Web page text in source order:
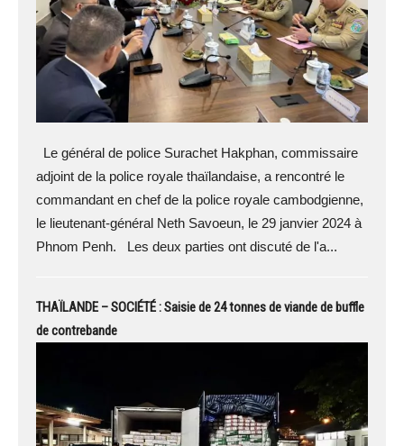
Le général de police Surachet Hakphan, commissaire
adjoint de la police royale thaïlandaise, a rencontré le
commandant en chef de la police royale cambodgienne,
le lieutenant-général Neth Savoeun, le 29 janvier 2024 à
Phnom Penh. Les deux parties ont discuté de l'a...
THAÏLANDE – SOCIÉTÉ : Saisie de 24 tonnes de viande de buffle
de contrebande